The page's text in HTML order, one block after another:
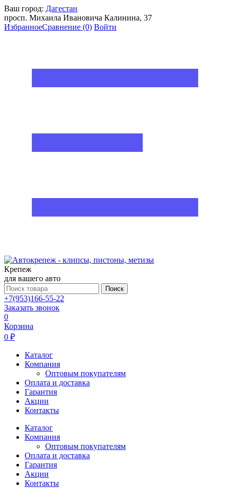
Ваш город: Дагестан
просп. Михаила Ивановича Калинина, 37
ИзбранноеСравнение (0) Войти
Крепеж
для вашего авто
Поиск
+7(953)166-55-22
Заказать звонок
0
Корзина
0 ₽
Каталог
Компания
Оптовым покупателям
Оплата и доставка
Гарантия
Акции
Контакты
Каталог
Компания
Оптовым покупателям
Оплата и доставка
Гарантия
Акции
Контакты